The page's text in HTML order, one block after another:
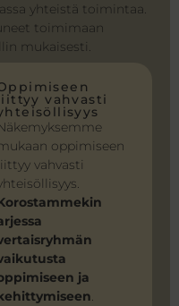
yhteistä toimintaa.
toimimaan
mukaisesti.
vahvasti
oppimiseen
vahvasti
ja
.